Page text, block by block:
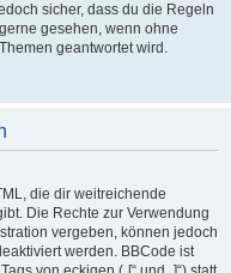
sicher, dass du die Regeln
gesehen, wenn ohne
geantwortet wird.
die dir weitreichende
Die Rechte zur Verwendung
vergeben, können jedoch
werden. BBCode ist